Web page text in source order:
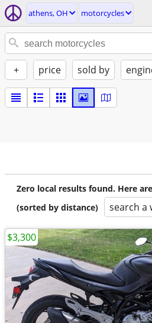
athens, OH motorcycles
+ price sold by
Zero local results found. Here
(sorted by distance)
search a
$3,300